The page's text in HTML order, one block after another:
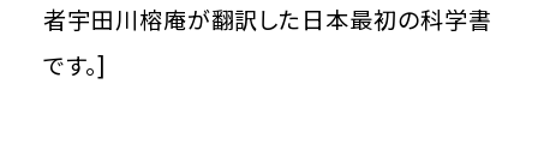
者宇田川榕庵が翻訳した日本最初の科学書
です。]